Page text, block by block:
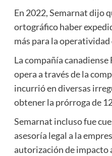
En 2022, Semarnat dijo
ortográfico haber
más para la operatividad
La compañía
opera a través de la
incurrió en diversas
obtener la prórroga de
Semarnat incluso fue
asesoría legal a la
autorización de impacto